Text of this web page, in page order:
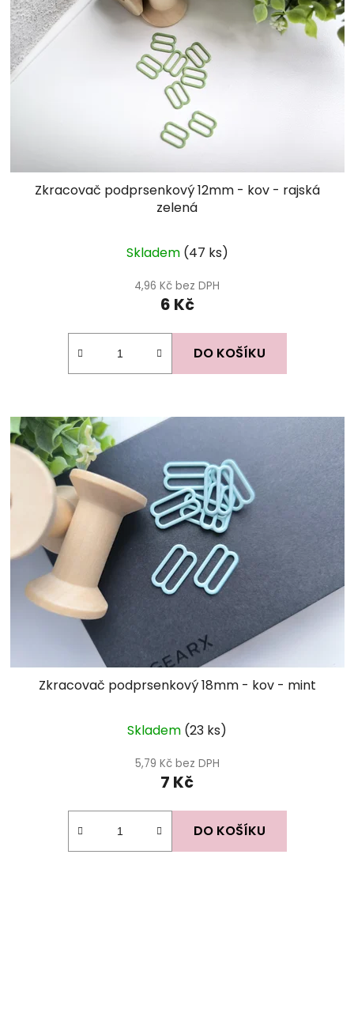
Zkracovač podprsenkový 12mm - kov - rajská
zelená
Skladem (47 ks)
4,96 Kč bez DPH
6 Kč
DO KOŠÍKU
Zkracovač podprsenkový 18mm - kov - mint
Skladem (23 ks)
5,79 Kč bez DPH
7 Kč
DO KOŠÍKU